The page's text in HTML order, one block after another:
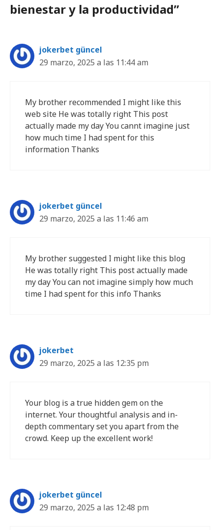
bienestar y la productividad”
jokerbet güncel
29 marzo, 2025 a las 11:44 am
My brother recommended I might like this
web site He was totally right This post
actually made my day You cannt imagine just
how much time I had spent for this
information Thanks
jokerbet güncel
29 marzo, 2025 a las 11:46 am
My brother suggested I might like this blog
He was totally right This post actually made
my day You can not imagine simply how much
time I had spent for this info Thanks
jokerbet
29 marzo, 2025 a las 12:35 pm
Your blog is a true hidden gem on the
internet. Your thoughtful analysis and in-
depth commentary set you apart from the
crowd. Keep up the excellent work!
jokerbet güncel
29 marzo, 2025 a las 12:48 pm